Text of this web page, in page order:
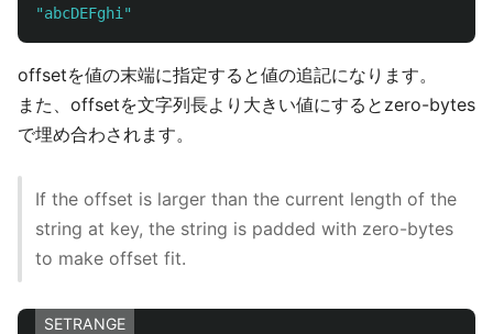
"abcDEFghi"
offsetを値の末端に指定すると値の追記になります。
また、offsetを文字列長より大きい値にするとzero-bytes
で埋め合わされます。
If the offset is larger than the current length of the
string at key, the string is padded with zero-bytes
to make offset fit.
SETRANGE